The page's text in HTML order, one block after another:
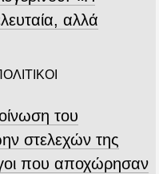
αλλά
του
στελεχών της
που αποχώρησαν